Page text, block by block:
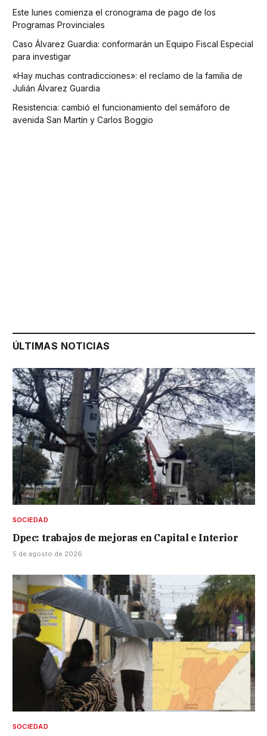
Este lunes comienza el cronograma de pago de los
Programas Provinciales
Caso Álvarez Guardia: conformarán un Equipo Fiscal Especial
para investigar
«Hay muchas contradicciones»: el reclamo de la familia de
Julián Álvarez Guardia
Resistencia: cambió el funcionamiento del semáforo de
avenida San Martín y Carlos Boggio
ÚLTIMAS NOTICIAS
SOCIEDAD
Dpec: trabajos de mejoras en Capital e Interior
5 de agosto de 2026
SOCIEDAD